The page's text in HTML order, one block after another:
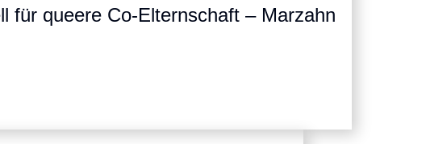
für queere Co-Elternschaft – Marzahn